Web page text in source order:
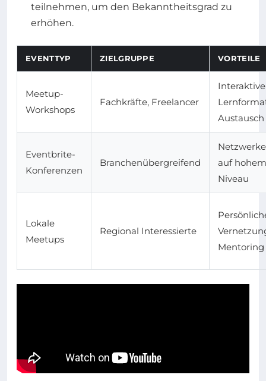
teilnehmen, um den Bekanntheitsgrad zu
erhöhen.
EVENTTYP ZIELGRUPPE VORTEILE
Meetup-
Workshops
Fachkräfte, Freelancer
Interaktive
Austausch
Eventbrite-
Konferenzen
Branchenübergreifend
auf hohem
Niveau
Lokale
Meetups
Regional Interessierte
Mentoring